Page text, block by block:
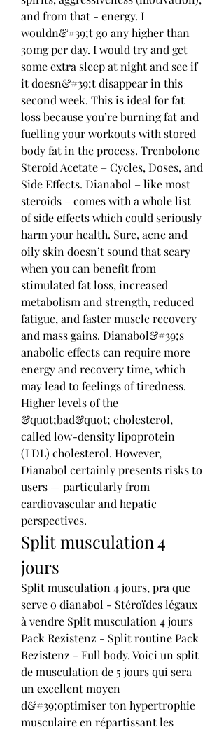
and from that - energy. I
wouldn&#39;t go any higher than
30mg per day. I would try and get
some extra sleep at night and see if
it doesn&#39;t disappear in this
second week. This is ideal for fat
loss because you’re burning fat and
fuelling your workouts with stored
body fat in the process. Trenbolone
Steroid Acetate – Cycles, Doses, and
Side Effects. Dianabol – like most
steroids – comes with a whole list
of side effects which could seriously
harm your health. Sure, acne and
oily skin doesn’t sound that scary
when you can benefit from
stimulated fat loss, increased
metabolism and strength, reduced
fatigue, and faster muscle recovery
and mass gains. Dianabol&#39;s
anabolic effects can require more
energy and recovery time, which
may lead to feelings of tiredness.
Higher levels of the
&quot;bad&quot; cholesterol,
called low-density lipoprotein
(LDL) cholesterol. However,
Dianabol certainly presents risks to
users — particularly from
cardiovascular and hepatic
perspectives.
Split musculation 4
jours
Split musculation 4 jours, pra que
serve o dianabol - Stéroïdes légaux
à vendre Split musculation 4 jours
Pack Rezistenz - Split routine Pack
Rezistenz - Full body. Voici un split
de musculation de 5 jours qui sera
un excellent moyen
d&#39;optimiser ton hypertrophie
musculaire en répartissant les